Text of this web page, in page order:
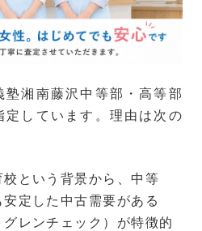
湘南藤沢中等部・高等部
定しています。理由は次の
という背景から、中等
定した中古需要がある
レンチェック）が特徴的